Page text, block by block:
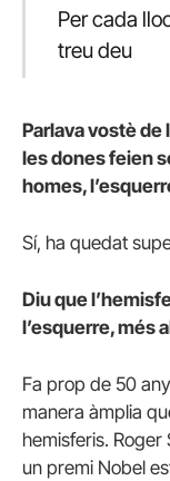
Per cada
treu deu
Parlava vostè de
les dones feien
homes,
Sí, ha quedat
Diu que
l’esquerre, més
Fa prop de 50
manera àmplia
hemisferis.
un premi Nobel